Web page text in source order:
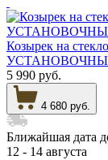
Козырек на
5 990 руб.
4 680 руб.
Ближайшая дата
12 - 14 августа